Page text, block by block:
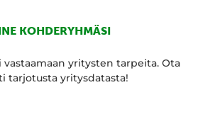
KOHDERYHMÄSI
vastaamaan yritysten tarpeita. Ota
tarjotusta yritysdatasta!